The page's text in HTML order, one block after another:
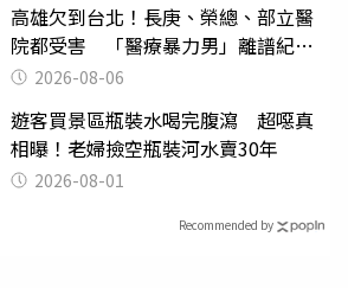
高雄欠到台北！長庚、榮總、部立醫
院都受害 「醫療暴力男」離譜紀錄
曝光2026-08-06
遊客買景區瓶裝水喝完腹瀉 超噁真
相曝！老婦撿空瓶裝河水賣30年
2026-08-01
Recommended by